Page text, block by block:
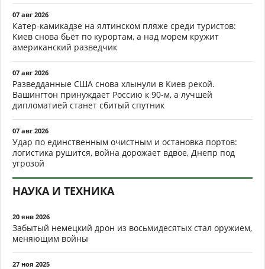
07 авг 2026
Катер-камикадзе на ялтинском пляже среди туристов:
Киев снова бьёт по курортам, а над морем кружит
американский разведчик
07 авг 2026
Разведданные США снова хлынули в Киев рекой.
Вашингтон принуждает Россию к 90-м, а лучшей
дипломатией станет сбитый спутник
07 авг 2026
Удар по единственным очистным и остановка портов:
логистика рушится, война дорожает вдвое, Днепр под
угрозой
НАУКА И ТЕХНИКА
20 янв 2026
Забытый немецкий дрон из восьмидесятых стал оружием,
меняющим войны
27 ноя 2025